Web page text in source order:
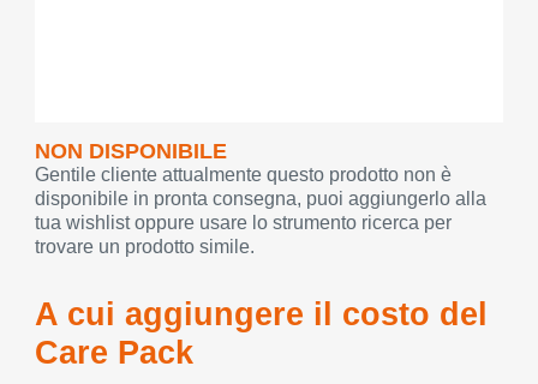
NON DISPONIBILE
Gentile cliente attualmente questo prodotto non è
disponibile in pronta consegna, puoi aggiungerlo alla
tua wishlist oppure usare lo strumento ricerca per
trovare un prodotto simile.
A cui aggiungere il costo del
Care Pack